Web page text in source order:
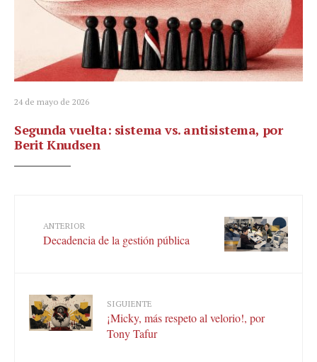
24 de mayo de 2026
Segunda vuelta: sistema vs. antisistema, por
Berit Knudsen
ANTERIOR
Decadencia de la gestión pública
SIGUIENTE
¡Micky, más respeto al velorio!, por
Tony Tafur